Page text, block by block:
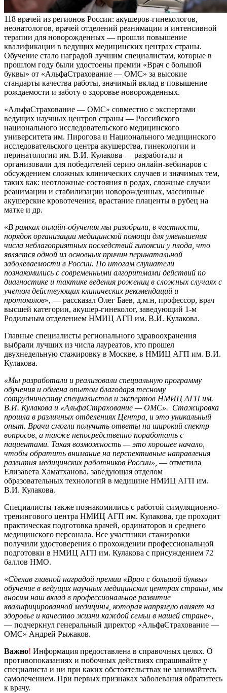
118 врачей из регионов России: акушеров-гинекологов,
неонатологов, врачей отделений реанимации и интенсивной
терапии для новорожденных — прошли повышение
квалификации в ведущих медицинских центрах страны.
Обучение стало наградой лучшим специалистам, которые в
прошлом году были удостоены премии «Врач с большой
буквы» от «АльфаСтрахование — ОМС» за высокие
стандарты качества работы, значимый вклад в повышение
рождаемости и заботу о здоровье новорожденных.
«АльфаСтрахование — ОМС» совместно с экспертами
ведущих научных центров страны — Российского
национального исследовательского медицинского
университета им. Пирогова и Национального медицинского
исследовательского центра акушерства, гинекологии и
перинатологии им. В.И. Кулакова — разработали и
организовали для победителей серию онлайн-вебинаров с
обсуждением сложных клинических случаев и значимых тем,
таких как: неотложные состояния в родах, сложные случаи
реанимации и стабилизации новорожденных, массивные
акушерские кровотечения, врастание плаценты в рубец на
матке и др.
«В рамках онлайн-обучения мы разобрали, в частности,
порядок организации медицинской помощи для уменьшения
числа неблагоприятных последствий гипоксии у плода, что
является одной из основных причин перинатальной
заболеваемости в России. По итогам слушатели
познакомились с современными алгоритмами действий по
диагностике и тактике ведения рожениц в сложных случаях с
учетом действующих клинических рекомендаций и
протоколов», — рассказал Олег Баев, д.м.н, профессор, врач
высшей категории, акушер-гинеколог, заведующий 1-м
Родильным отделением НМИЦ АГП им. В.И. Кулакова.
Главные специалисты регионального здравоохранения
выбрали лучших из числа лауреатов, кто прошел
двухнедельную стажировку в Москве, в НМИЦ АГП им. В.И.
Кулакова.
«Мы разработали и реализовали специальную программу
обучения и обмена опытом благодаря тесному
сотрудничеству специалистов и экспертов НМИЦ АГП им.
В.И. Кулакова и «АльфаСтрахование — ОМС». Стажировка
прошла в различных отделениях Центра, и это уникальный
опыт. Врачи смогли получить ответы на широкий спектр
вопросов, а также непосредственно поработать с
пациентами. Такая возможность — это хорошее начало,
чтобы обратить внимание на перспективные направления
развития медицинских работников России», — отметила
Елизавета Хаматханова, заведующая отделом
образовательных технологий в медицине НМИЦ АГП им.
В.И. Кулакова.
Специалисты также познакомились с работой симуляционно-
тренингового центра НМИЦ АГП им. Кулакова, где проходит
практическая подготовка врачей, ординаторов и среднего
медицинского персонала. Все участники стажировки
получили удостоверения о прохождении профессиональной
подготовки в НМИЦ АГП им. Кулакова с присуждением 72
баллов НМО.
«Сделав главной наградой премии «Врач с большой буквы»
обучение в ведущих научных медицинских центрах страны, мы
вносим наш вклад в профессиональное развитие
квалифицированной медицины, которая напрямую влияет на
здоровье и качество жизни каждой семьи в нашей стране»,
— подчеркнул генеральный директор «АльфаСтрахование —
ОМС» Андрей Рыжаков.
Важно! Информация предоставлена в справочных целях. О
противопоказаниях и побочных действиях спрашивайте у
специалиста и ни при каких обстоятельствах не занимайтесь
самолечением. При первых признаках заболевания обратитесь
к врачу.